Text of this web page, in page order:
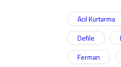
Acil Kurtarma
Defile
Ferman